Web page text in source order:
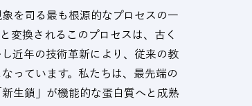
を司る最も根源的なプロセスの一
変換されるこのプロセスは、古く
近年の技術革新により、従来の教
っています。私たちは、最先端の
生鎖」が機能的な蛋白質へと成熟